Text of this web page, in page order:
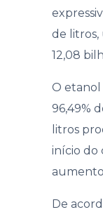
de litros,
12,08
O
96,49%
litros
início do
De